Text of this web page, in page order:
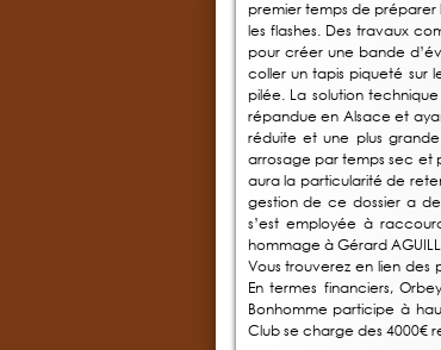
premier temps de préparer
les flashes. Des travaux
pour créer une bande
coller un tapis piqueté sur
pilée. La solution
répandue en Alsace et
réduite et une plus
arrosage par temps sec et
aura la particularité de
gestion de ce dossier a
s’est employée à
hommage à Gérard
Vous trouverez en lien
En termes financiers,
Bonhomme participe à
Club se charge des 4000€